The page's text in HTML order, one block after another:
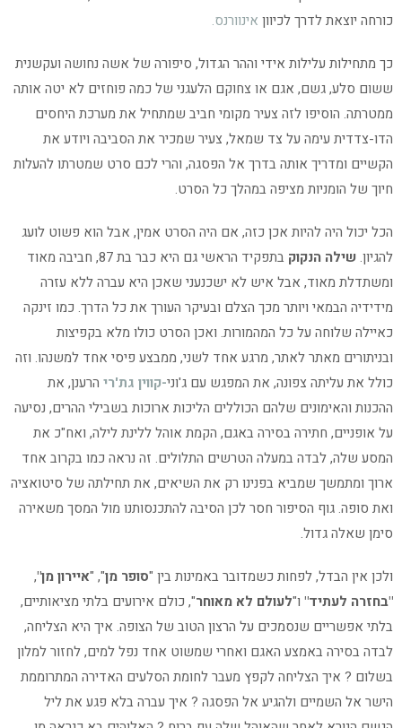
כורחה יוצאת לדרך לכיוון אינוורנס.
כך מתחילות עלילות אידי וההר הגדול, סיפורה של אשה נחושה ועקשנית
ששום סלע, גשם, אגם או צחוקם הלעגני של כמה פוחזים לא יטה אותה
ממטרתה. הוסיפו לזה צעיר מקומי חביב שמתחיל את מערכת היחסים
הדו-צדדית עימה על צד שמאל, צעיר שמכיר את הסביבה ויודע את
הקשיים ומדריך אותה בדרך אל הפסגה, והרי לכם סרט שמטרתו להעלות
חיוך של הומניות מציפה במהלך כל הסרט.
הכל יכול היה להיות אכן כזה, אם היה הסרט אמין, אבל הוא פשוט לועג
להגיון.שילה הנקוק
בתפקיד הראשי גם היא כבר בת 87, חביבה מאוד
ומשתדלת מאוד, אבל איש לא ישכנעני שאכן היא עברה ללא עזרה
מידידיה הבמאי ויותר מכך הצלם ובעיקר העורך את כל הדרך. כמו זינקה
כאיילה שלוחה על כל המהמורות. ואכן הסרט כולו מלא בקפיצות
ובניתורים מאתר לאתר, מרגע אחד לשני, ממבצע פיסי אחד למשנהו. וזה
כולל את עליתה צפונה, את המפגש עם ג'וני-קווין גת'רי הרענן, את
ההכנות והאימונים שלהם הכוללים הליכות ארוכות בשבילי ההרים, נסיעה
על אופניים, חתירה בסירה באגם, הקמת אוהל ללינת לילה, ואח"כ את
המסע שלה, לבדה במעלה הטרשים התלולים. זה נראה כמו בקרוב אחד
ארוך ומתמשך שמביא בפנינו רק את השיאים, את תחילתה של סיטואציה
ואת סופה. גוף הסיפור חסר לכן הסיבה להתכנסותנו מול המסך משאירה
סימן שאלה גדול.
ולכן אין הבדל, לפחות כשמדובר באמינות בין "סופר מן", "איירון מן",
"בחזרה לעתיד" ו"לעולם לא מאוחר", כולם אירועים בלתי מציאותיים,
בלתי אפשריים שנסמכים על הרצון הטוב של הצופה. איך היא הצליחה,
לבדה בסירה באמצע האגם ואחרי שמשוט אחד נפל למים, לחזור למלון
בשלום ? איך הצליחה לקפץ מעבר לחומת הסלעים האדירה המתרוממת
הישר אל השמיים ולהגיע אל הפסגה ? איך עברה בלא פגע את ליל